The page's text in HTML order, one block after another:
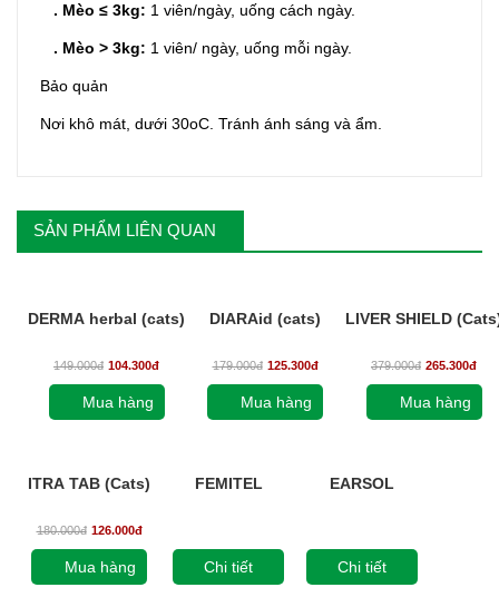
. Mèo ≤ 3kg: 1 viên/ngày, uống cách ngày.
. Mèo > 3kg: 1 viên/ ngày, uống mỗi ngày.
Bảo quản
Nơi khô mát, dưới 30oC. Tránh ánh sáng và ẩm.
SẢN PHẨM LIÊN QUAN
DERMA herbal (cats)
149.000đ 104.300đ
Mua hàng
DIARAid (cats)
179.000đ 125.300đ
Mua hàng
LIVER SHIELD
379.000đ 265.300đ
Mua hàng
ITRA TAB (Cats)
180.000đ 126.000đ
Mua hàng
FEMITEL
Chi tiết
EARSOL
Chi tiết